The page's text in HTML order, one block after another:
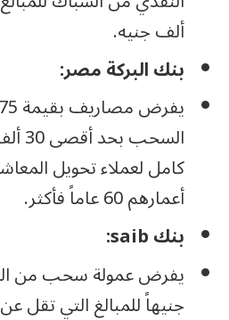
ألف جنيه.
بنك البركة مصر:
كامل لعملاء تحويل
أعمارهم 60 عاماً فأكثر.
بنك saib:
جنيهاً للمبالغ التي تقل عن 20 ألف جنيه.